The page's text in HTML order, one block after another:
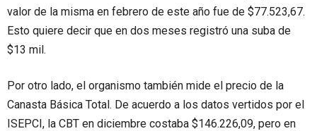
valor de la misma en febrero de este año fue de $77.523,67.
Esto quiere decir que en dos meses registró una suba de
$13 mil.
Por otro lado, el organismo también mide el precio de la
Canasta Básica Total. De acuerdo a los datos vertidos por el
ISEPCI, la CBT en diciembre costaba $146.226,09, pero en